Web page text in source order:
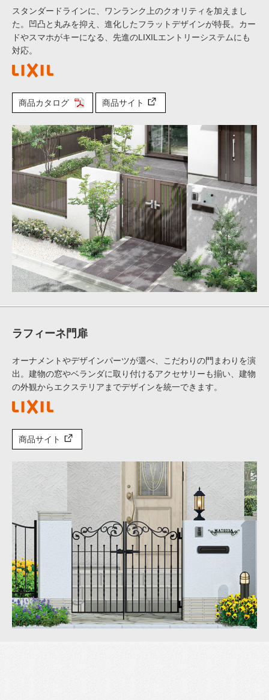
スタンダードラインに、ワンランク上のクオリティを加えまし
た。凹凸と丸みを抑え、進化したフラットデザインが特長。カー
ドやスマホがキーになる、先進のLIXILエントリーシステムにも
対応。
商品カタログ 商品サイト
ラフィーネ門扉
オーナメントやデザインパーツが選べ、こだわりの門まわりを演
出。建物の窓やベランダに取り付けるアクセサリーも揃い、建物
の外観からエクステリアまでデザインを統一できます。
商品サイト